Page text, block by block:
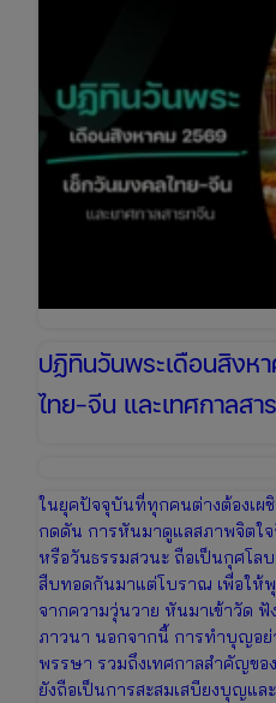
ปฏิทินวันพระเดือนสิงห
ไทย-จีน และเทศกาลสา
ในยุคปัจจุบันที่ทุกคนต่างต้องเผ
กดดัน การหันมาดูแลสภาพจิตใจ
หรือวันธรรมสวนะ ถือเป็นกุศโล
สืบทอดกันมาแต่โบราณ เพื่อให้
จากความวุ่นวาย หันมาเข้าวัด
ภาวนา นอกจากนี้ การทำบุญอย่า
พรรษา รวมถึงเทศกาลสำคัญขอ
ยังถือเป็นการสะสมเสบียงบุญแล